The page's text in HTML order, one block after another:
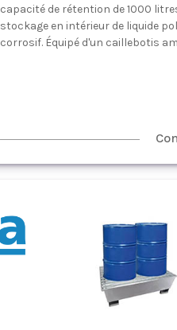
capacité de rétention de 1000
stockage en intérieur de liquide
corrosif. Équipé d'un caillebotis